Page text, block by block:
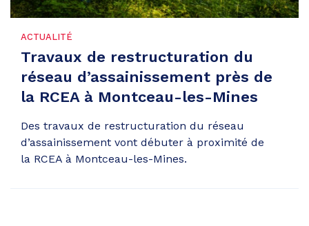
ACTUALITÉ
Travaux de restructuration du
réseau d’assainissement près de
la RCEA à Montceau-les-Mines
Des travaux de restructuration du réseau
d’assainissement vont débuter à proximité de
la RCEA à Montceau-les-Mines.